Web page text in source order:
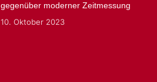
gegenüber moderner Zeitmessung
10. Oktober 2023